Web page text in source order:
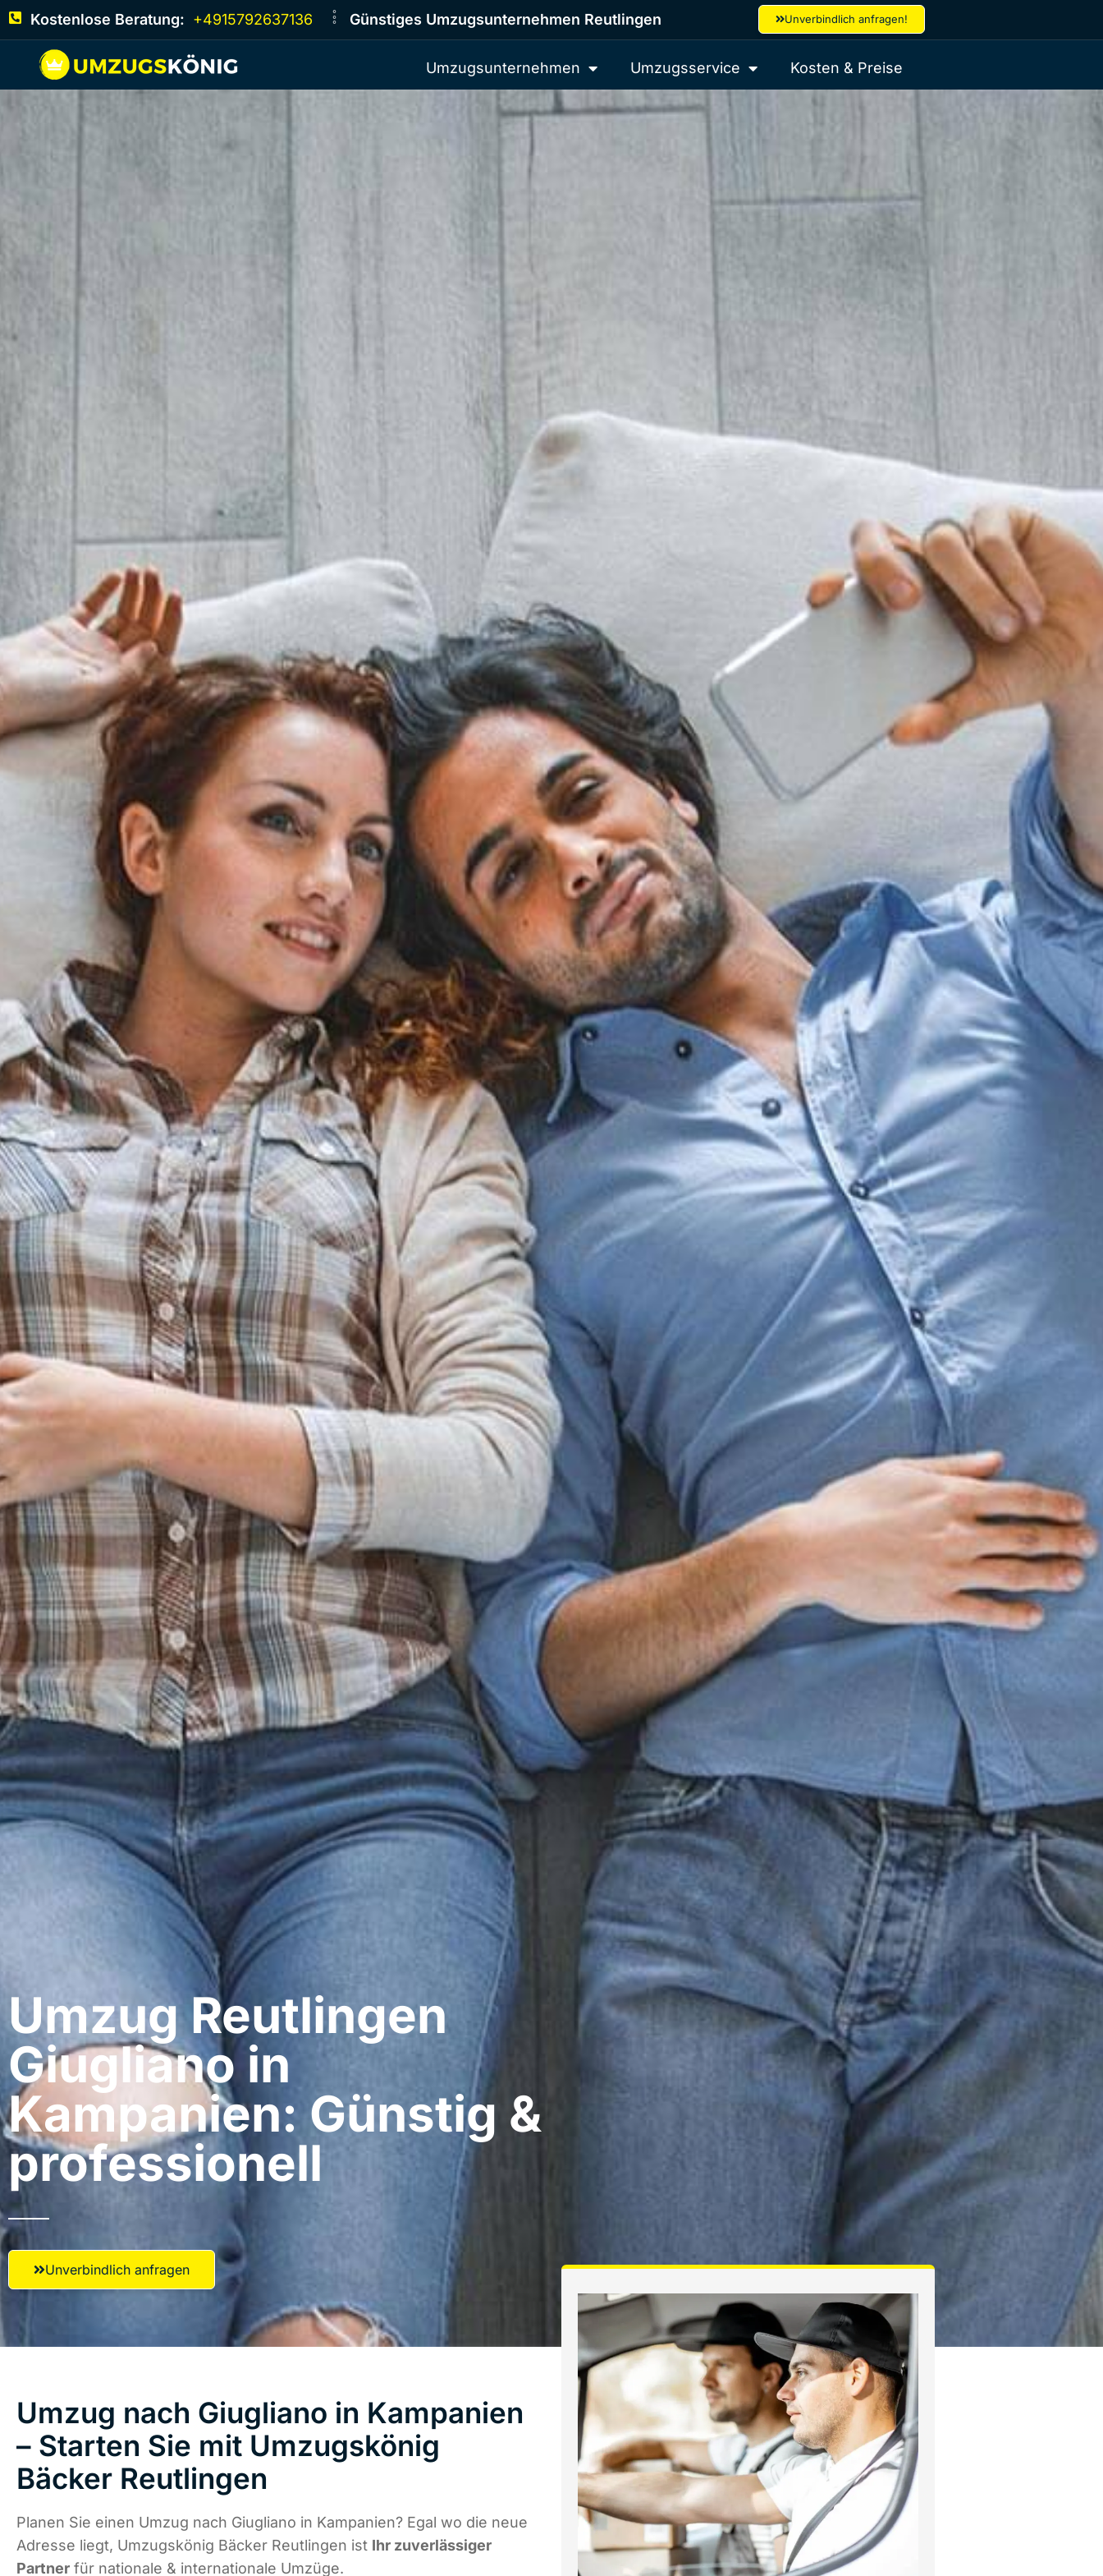
Kostenlose Beratung: +4915792637136 Günstiges Umzugsunternehmen Reutlingen Unverbindlich anfragen!
Umzugsunternehmen Umzugsservice Kosten & Preise
Umzug Reutlingen​
Giugliano in
Kampanien: Günstig &
professionell​
Unverbindlich anfragen
Umzug nach Giugliano in Kampanien
– Starten Sie mit Umzugskönig
Bäcker Reutlingen
Planen Sie einen Umzug nach Giugliano in Kampanien? Egal wo die neue
Adresse liegt, Umzugskönig Bäcker Reutlingen ist Ihr zuverlässiger
Partner für nationale & internationale Umzüge.